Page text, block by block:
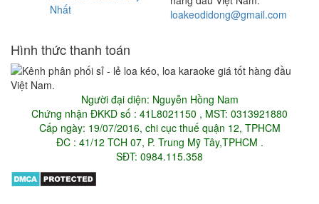
Nhất
loakeodidong@gmail.com
Hình thức thanh toán
Người đại diện: Nguyễn Hồng Nam
Chứng nhận ĐKKD số : 41L8021150 , MST: 0313921880
Cấp ngày: 19/07/2016, chi cục thuế quận 12, TPHCM
ĐC : 41/12 TCH 07, P. Trung Mỹ Tây,TPHCM .
SĐT: 0984.115.358